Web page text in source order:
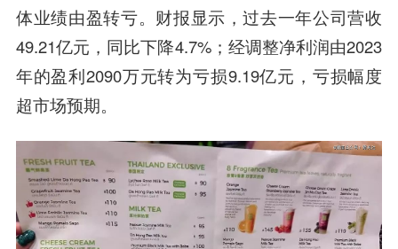
体业绩由盈转亏。财报显示，过去一年公司营收
49.21亿元，同比下降4.7%；经调整净利润由2023
年的盈利2090万元转为亏损9.19亿元，亏损幅度
超市场预期。